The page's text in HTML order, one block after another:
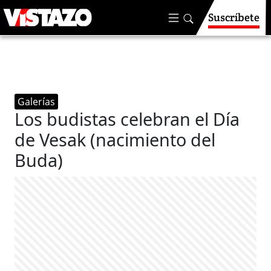
Suscríbete
Galerías
Los budistas celebran el Día
de Vesak (nacimiento del
Buda)